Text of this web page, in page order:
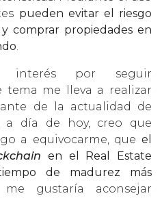
pueden evitar el riesgo
comprar propiedades en
.
interés por seguir
tema me lleva a realizar
de la actualidad de
a día de hoy, creo que
a equivocarme, que el
en el Real Estate
de madurez más
gustaría aconsejar